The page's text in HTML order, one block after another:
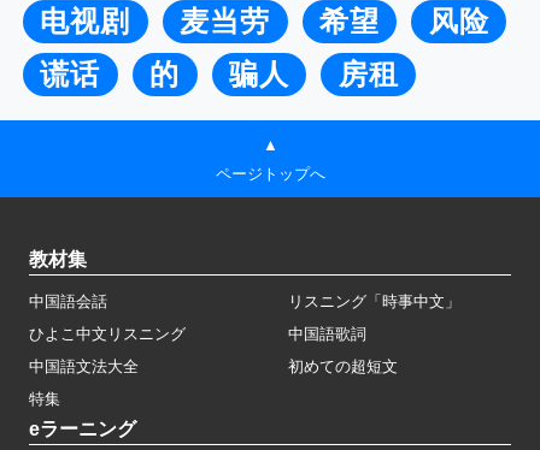
电视剧
麦当劳 希望
风险
谎话
的 骗人 房租
▲
ページトップへ
教材集
中国語会話
リスニング「時事中文」
ひよこ中文リスニング
中国語歌詞
中国語文法大全
初めての超短文
特集
eラーニング